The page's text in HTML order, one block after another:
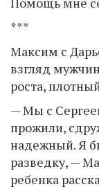
***
Максим с
взгляд
роста,
— Мы с
прожили,
надежный. Я
разведку, —
ребенка